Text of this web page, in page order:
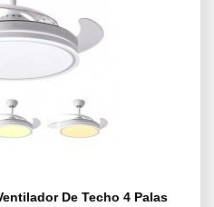
De Techo 4 Palas